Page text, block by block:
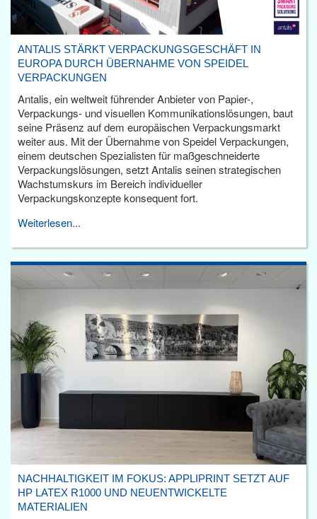
ANTALIS STÄRKT VERPACKUNGSGESCHÄFT IN
EUROPA DURCH ÜBERNAHME VON SPEIDEL
VERPACKUNGEN
Antalis, ein weltweit führender Anbieter von Papier-,
Verpackungs- und visuellen Kommunikationslösungen, baut
seine Präsenz auf dem europäischen Verpackungsmarkt
weiter aus. Mit der Übernahme von Speidel Verpackungen,
einem deutschen Spezialisten für maßgeschneiderte
Verpackungslösungen, setzt Antalis seinen strategischen
Wachstumskurs im Bereich individueller
Verpackungskonzepte konsequent fort.
Weiterlesen...
NACHHALTIGKEIT IM FOKUS: APPLIPRINT SETZT AUF
HP LATEX R1000 UND NEUENTWICKELTE
MATERIALIEN